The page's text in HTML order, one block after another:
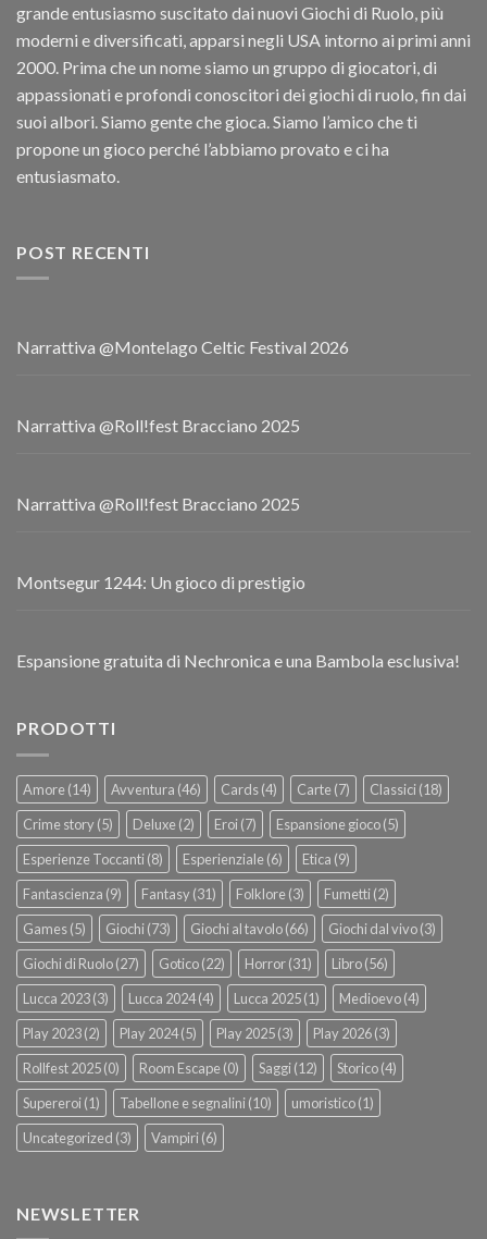
grande entusiasmo suscitato dai nuovi Giochi di Ruolo, più
moderni e diversificati, apparsi negli USA intorno ai primi anni
2000. Prima che un nome siamo un gruppo di giocatori, di
appassionati e profondi conoscitori dei giochi di ruolo, fin dai
suoi albori. Siamo gente che gioca. Siamo l’amico che ti
propone un gioco perché l’abbiamo provato e ci ha
entusiasmato.
POST RECENTI
Narrattiva @Montelago Celtic Festival 2026
Narrattiva @Roll!fest Bracciano 2025
Narrattiva @Roll!fest Bracciano 2025
Montsegur 1244: Un gioco di prestigio
Espansione gratuita di Nechronica e una Bambola esclusiva!
PRODOTTI
Amore(14) Avventura (46) Cards(4) Carte(7) Classici(18)
Crime story(5) Deluxe(2) Eroi(7) Espansione gioco(5)
Esperienze Toccanti(8) Esperienziale(6) Etica (9)
Fantascienza (9) Fantasy(31) Folklore(3) Fumetti(2)
Games(5) Giochi(73) Giochi al tavolo(66) Giochi dal vivo(3)
Giochi di Ruolo(27) Gotico(22) Horror(31) Libro(56)
Lucca 2023(3) Lucca 2024(4) Lucca 2025(1) Medioevo(4)
Play 2023(2) Play 2024(5) Play 2025(3) Play 2026(3)
Rollfest 2025(0) Room Escape(0) Saggi(12) Storico(4)
Supereroi(1) Tabellone e segnalini(10) umoristico(1)
Uncategorized (3) Vampiri(6)
NEWSLETTER